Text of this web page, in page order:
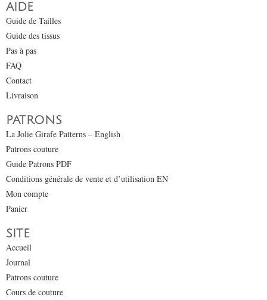
AIDE
Guide de Tailles
Guide des tissus
Pas à pas
FAQ
Contact
Livraison
PATRONS
La Jolie Girafe Patterns – English
Patrons couture
Guide Patrons PDF
Conditions générale de vente et d’utilisation EN
Mon compte
Panier
SITE
Accueil
Journal
Patrons couture
Cours de couture